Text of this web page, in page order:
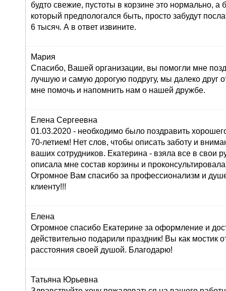
будто свежие, пустоты в корзине это нормально, а
который предпологался быть, просто забудут
6 тысяч. А в ответ извините.
Мария
Спасибо, Вашей организации, вы помогли мне
лучшую и самую дорогую подругу, мы далеко друг
мне помочь и напомнить нам о нашей дружбе.
Елена Сергеевна
01.03.2020 - необходимо было поздравить
70-летием! Нет слов, чтобы описать заботу и
ваших сотрудников. Екатерина - взяла все в свои
описала мне состав корзины и
Огромное Вам спасибо за профессионализм и
клиенту!!!
Елена
Огромное спасибо Екатерине за оформление и
действительно подарили праздник! Вы как мостик
расстояния своей душой. Благодарю!
Татьяна Юрьевна